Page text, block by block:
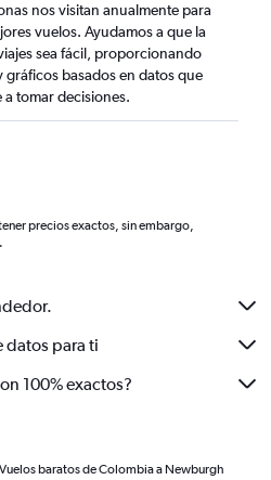
nos visitan anualmente para
vuelos. Ayudamos a que la
sea fácil, proporcionando
gráficos basados en datos que
tomar decisiones.
precios exactos, sin embargo,
.
datos para ti
100% exactos?
Vuelos baratos de Colombia a Newburgh